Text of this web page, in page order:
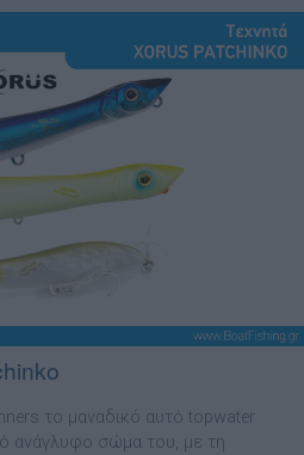
το µαναδικό αυτό topwater
ανάγλυφο σώµα του, µε τη